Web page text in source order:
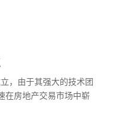
，由于其强大的技术团
在房地产交易市场中崭